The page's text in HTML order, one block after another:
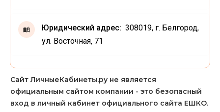
Юридический адрес: 308019, г. Белгород,
ул. Восточная, 71
Сайт ЛичныеКабинеты.ру не является
официальным сайтом компании - это безопасный
вход в личный кабинет официального сайта ЕШКО.